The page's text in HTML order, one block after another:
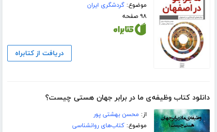
موضوع:گردشگری ایران
۹۸ صفحه
دریافت از کتابراه
دانلود کتاب وظیفه‌ی ما در برابر جهان هستی چیست؟
از: محسن بهشتی پور
موضوع:کتاب‌های روانشناسی